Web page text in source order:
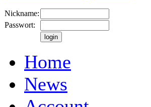
Nickname:
Passwort:
Home
News